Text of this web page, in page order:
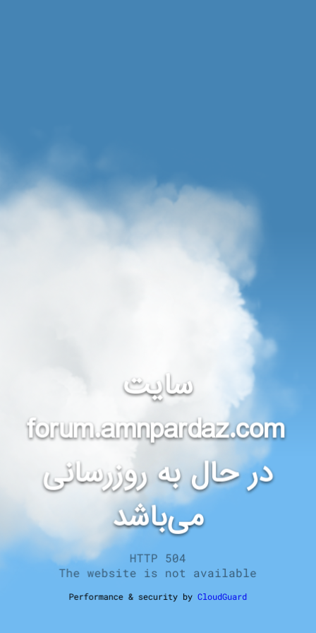
سایت
forum.amnpardaz.com
در حال به روزرسانی
می‌باشد
HTTP 504
The website is not available
Performance & security byCloudGuard